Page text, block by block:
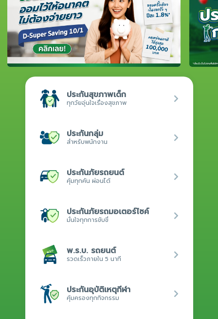
ประกันสุขภาพเด็ก
ทุกวัยอุ่นใจเรื่องสุขภาพ
ประกันกลุ่ม
สำหรับพนักงาน
ประกันภัยรถยนต์
คุ้มทุกคัน ผ่อนได้
ประกันภัยรถมอเตอร์ไซค์
มั่นใจทุกการขับขี่
พ.ร.บ. รถยนต์
รวดเร็วภายใน 5 นาที
ประกันอุบัติเหตุกีฬา
คุ้มครองทุกกิจกรรม